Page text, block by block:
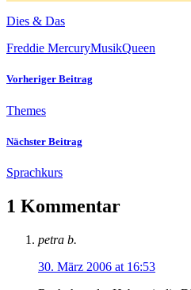
Dies & Das
Freddie MercuryMusikQueen
Vorheriger Beitrag
Themes
Nächster Beitrag
Sprachkurs
1 Kommentar
petra b.
30. März 2006 at 16:53